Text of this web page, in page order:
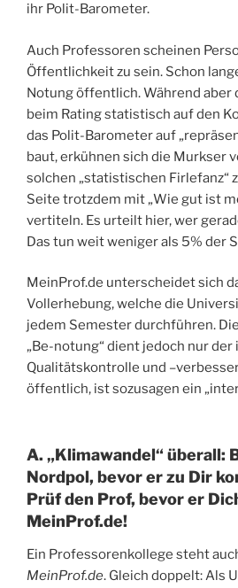
ihr Polit-Barometer.
Auch Professoren scheinen
Öffentlichkeit zu sein. Schon
Notung öffentlich. Während aber
beim Rating statistisch auf den
das Polit-Barometer auf
baut, erkühnen sich die Murkser
solchen „statistischen Firlefanz“
Seite trotzdem mit „Wie gut ist
vertiteln. Es urteilt hier, wer
Das tun weit weniger als 5% der
MeinProf.de unterscheidet sich
Vollerhebung, welche die
jedem Semester durchführen.
„Be-notung“ dient jedoch nur der
Qualitätskontrolle und
öffentlich, ist sozusagen ein
A. „Klimawandel“ überall:
Nordpol, bevor er zu Dir
Prüf den Prof, bevor er
MeinProf.de!
Ein Professorenkollege steht
MeinProf.de. Gleich doppelt: Als